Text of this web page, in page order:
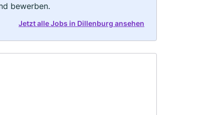
bewerben.
Jetzt alle Jobs in Dillenburg ansehen